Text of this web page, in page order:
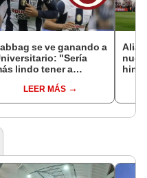
se ve ganando a
"Sería
lindo tener a
celebrarlo"LEER MÁS